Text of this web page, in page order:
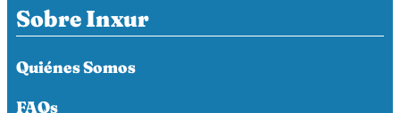
Sobre Inxur
Quiénes Somos
FAQs